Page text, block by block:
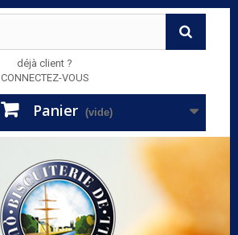
déjà client ?
CONNECTEZ-VOUS
Panier (vide)